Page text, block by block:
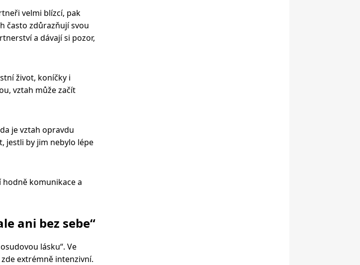
velmi blízcí, pak
často zdůrazňují svou
a dávají si pozor,
život, koníčky i
vztah může začít
je vztah opravdu
jestli by jim nebylo lépe
komunikace a
ani bez sebe“
lásku“. Ve
extrémně intenzivní.